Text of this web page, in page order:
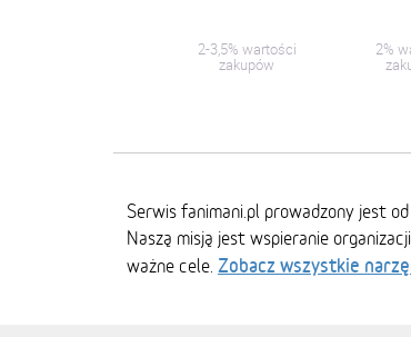
2-3,5% wartości
zakupów
2%
Serwis fanimani.pl prowadzony jest
Naszą misją jest wspieranie
ważne cele. Zobacz wszystkie